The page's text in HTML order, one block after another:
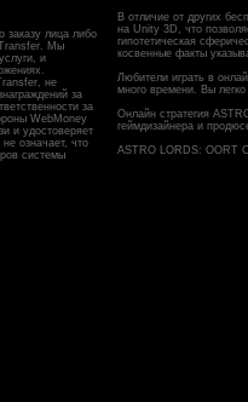
заказу лица либо
Transfer. Мы
и
не
за
за
WebMoney
и удостоверяет
означает, что
системы
В отличие от других
на Unity 3D, что
гипотетическая
косвенные факты
Любители играть в
много времени. Вы
Онлайн стратегия
геймдизайнера и
ASTRO LORDS: OORT